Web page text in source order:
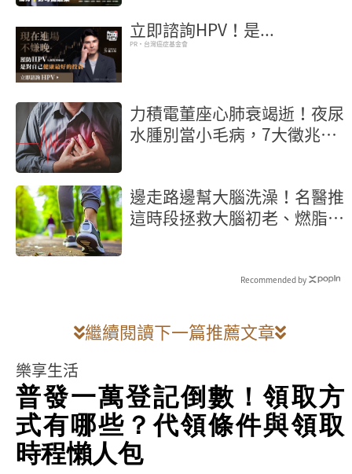
立即諮詢HPV！是...
PR・台灣癌症基金會
力積電董座心肺衰竭逝！夜尿
水腫別當小毛病，7大徵兆是
邊走路邊幫大腦洗澡！名醫推
這時段拯救大腦初老、燃脂又
Recommended by
繼續閱讀下一篇推薦文章
樂享生活
普發一萬登記倒數！領取方
式有哪些？代領條件與領取
時程懶人包